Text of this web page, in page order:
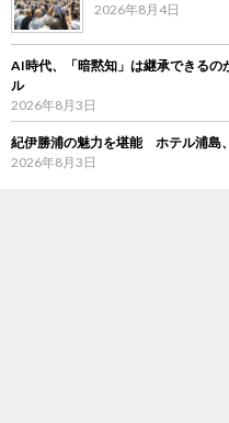
2026年8月4日
AI時代、「暗黙知」は継承できる
ル
2026年8月3日
紀伊勝浦の魅力を堪能 ホテル浦島
2026年8月3日